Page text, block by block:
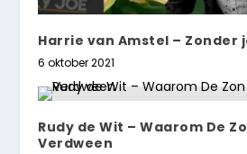
Harrie van Amstel – Zonder
6 oktober 2021
Rudy de Wit – Waarom De
Verdween